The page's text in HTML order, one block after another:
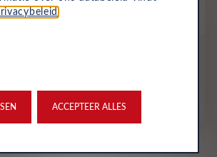
Automaat
2026
60 mnd en 10,000 km/j
ACCEPTEER ALLES